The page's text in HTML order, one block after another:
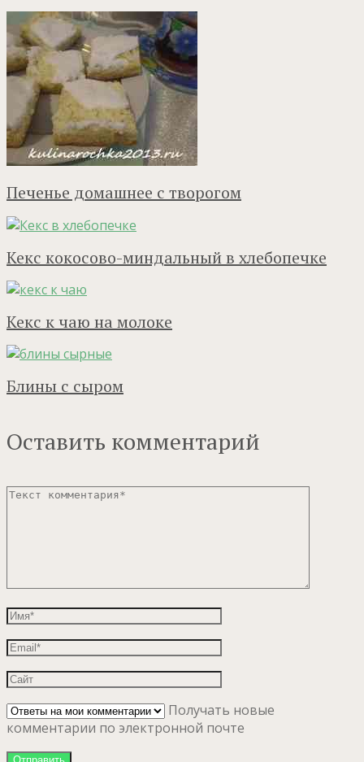
Печенье домашнее с творогом
Кекс кокосово-миндальный в хлебопечке
Кекс к чаю на молоке
Блины с сыром
Оставить комментарий
Получать новые
комментарии по электронной почте